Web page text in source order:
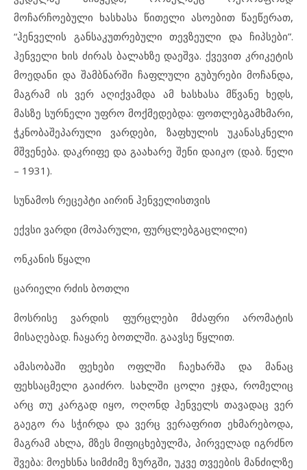
მოჩარჩოებული ხასხასა წითელი ასოებით წაეწერათ,
“ჰენველის განსაკუთრებული თევზეული და ჩიპსები”.
ჰენველი ხის ძირას ბალახზე დაეშვა. ქვევით კრიკეტის
მოედანი და შამბნარში ჩაფლული გუბურები მოჩანდა,
მაგრამ ის ვერ აღიქვამდა ამ ხასხასა მწვანე ხედს,
მასზე სურნელი უფრო მოქმედებდა: ფოთლებგამხმარი,
ჭკნობაშეპარული ვარდები, ზაფხულის უკანასკნელი
მშვენება. დაკრიფე და გაახარე შენი დაიკო (დაბ. წელი
– 1931).
სუნამოს რეცეპტი აირინ ჰენველისთვის
ექვსი ვარდი (მოპარული, ფურცლებგაცლილი)
ონკანის წყალი
ცარიელი რძის ბოთლი
მოსრისე ვარდის ფურცლები მძაფრი არომატის
მისაღებად. ჩაყარე ბოთლში. გაავსე წყლით.
ამასობაში ფეხები ოფლში ჩაეხარშა და მანაც
ფეხსაცმელი გაიძრო. სახლში ცოლი ეჯდა, რომელიც
არც თუ კარგად იყო, ოღონდ ჰენველს თავადაც ვერ
გაეგო რა სჭირდა და ვერც ვერაფრით ეხმარებოდა,
მაგრამ ახლა, მზეს მიფიცხებულმა, პირველად იგრძნო
შვება: მოეხსნა სიმძიმე ზურგში, უკვე თვეების მანძილზე